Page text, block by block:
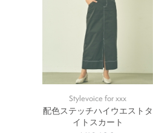
Stylevoice for xxx
配色ステッチハイウエストタ
イトスカート